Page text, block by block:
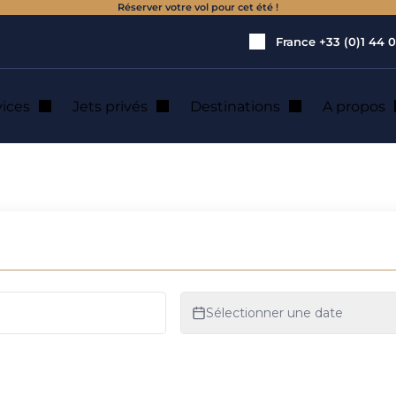
Réserver votre vol pour cet été !
France +33 (0)1 44
Jets privés Destinations A propos